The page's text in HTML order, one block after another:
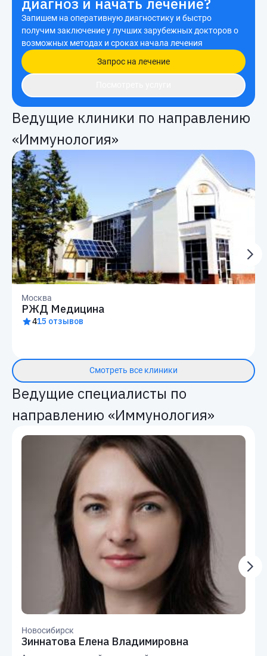
Запишем на оперативную диагностику и быстро
получим заключение у лучших зарубежных докторов о
возможных методах и сроках начала лечения
Запрос на лечение
Ведущие клиники по направлению
«Иммунология»
Москва
РЖД Медицина
415 отзывов
Смотреть все клиники
Ведущие специалисты по
направлению «Иммунология»
Новосибирск
Зиннатова Елена Владимировна